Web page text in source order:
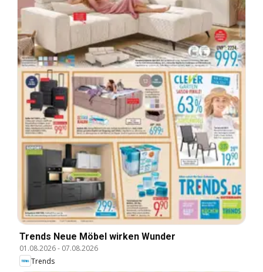
Trends Neue Möbel wirken Wunder
01.08.2026- 07.08.2026
Trends